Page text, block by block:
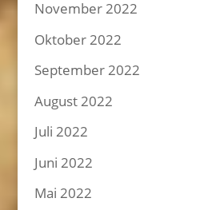
November 2022
Oktober 2022
September 2022
August 2022
Juli 2022
Juni 2022
Mai 2022